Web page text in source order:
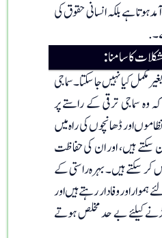
ہوتا ہے بلکہ انسانی حقوق کی
کا سامنا:
مکمل کیا نہیں جا سکتا۔ سماجی
سماجی ترقی کے راستے پر
اور ڈھانچوں کی راہ میں
ہیں، اور ان کی حفاظت
سکتے ہیں۔ بہرہ راستی کے
ہموار اور وفادار رہتے ہیں اور
کیلئے بے حد مخلص ہوتے